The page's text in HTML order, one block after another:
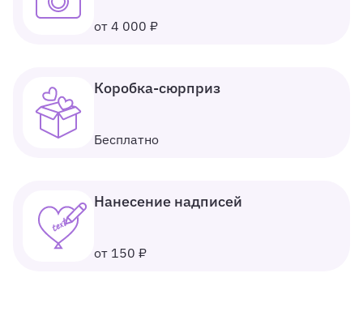
от 4 000 ₽
Коробка-сюрприз
Бесплатно
Нанесение надписей
от 150 ₽